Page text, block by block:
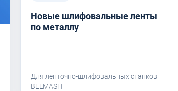
Новые шлифовальные ленты
по металлу
Для ленточно-шлифовальных станков
BELMASH